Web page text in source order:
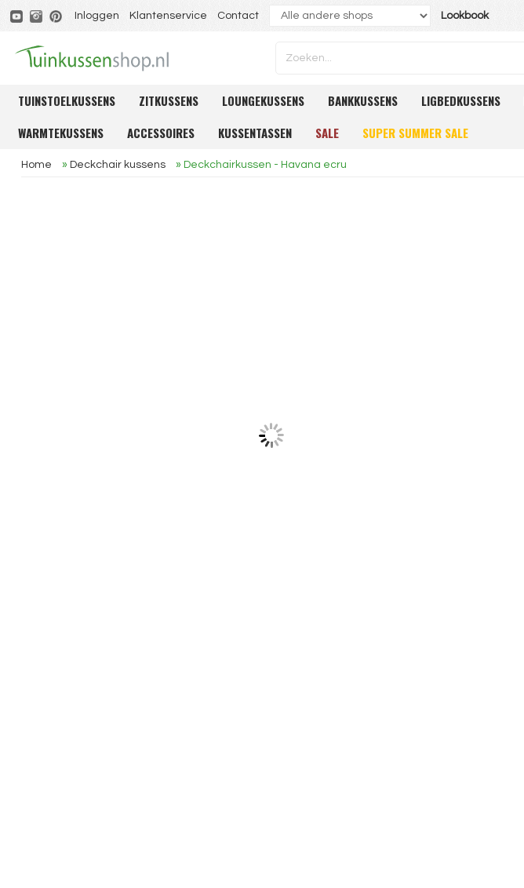
Inloggen Klantenservice Contact Lookbook
TUINSTOELKUSSENS ZITKUSSENS LOUNGEKUSSENS BANKKUSSENS LIGBEDKUSSENS
WARMTEKUSSENS
ACCESSOIRES KUSSENTASSEN SALE SUPER SUMMER SALE
Home » Deckchair kussens » Deckchairkussen - Havana ecru